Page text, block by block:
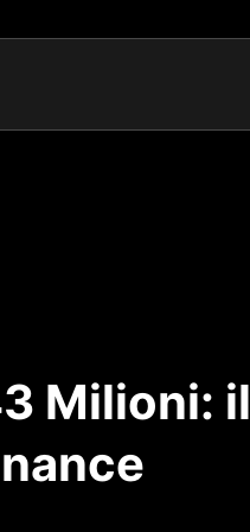
Milioni: il